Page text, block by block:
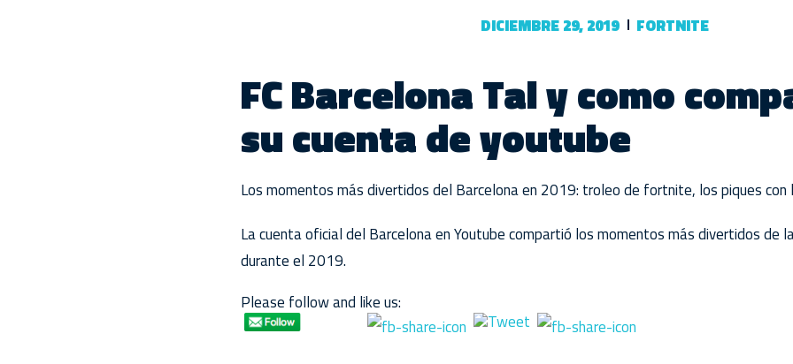
DICIEMBRE 29, 2019 FORTNITE
FC BarcelonaTal y como
su cuenta de youtube
Los momentos más divertidos del Barcelona en 2019: troleo de fortnite, los piques
La cuenta oficial del Barcelona en Youtube compartió los momentos más divertidos de
durante el 2019.
Please follow and like us: